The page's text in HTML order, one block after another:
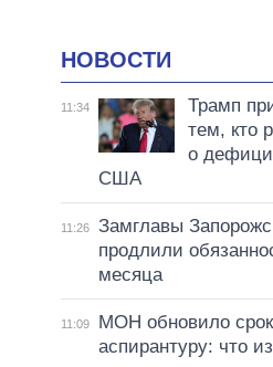
НОВОСТИ
11:34
Трамп
тем, кто
о
США
11:26
Замглавы
продлили
месяца
11:09
МОН обновило
аспирантуру: что